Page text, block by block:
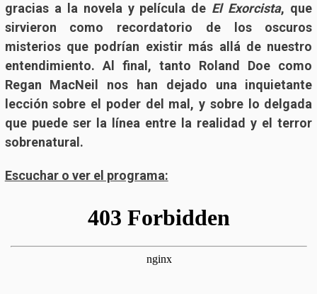
gracias a la novela y película de El Exorcista, que
sirvieron como recordatorio de los oscuros
misterios que podrían existir más allá de nuestro
entendimiento. Al final, tanto Roland Doe como
Regan MacNeil nos han dejado una inquietante
lección sobre el poder del mal, y sobre lo delgada
que puede ser la línea entre la realidad y el terror
sobrenatural.
Escuchar o ver el programa: